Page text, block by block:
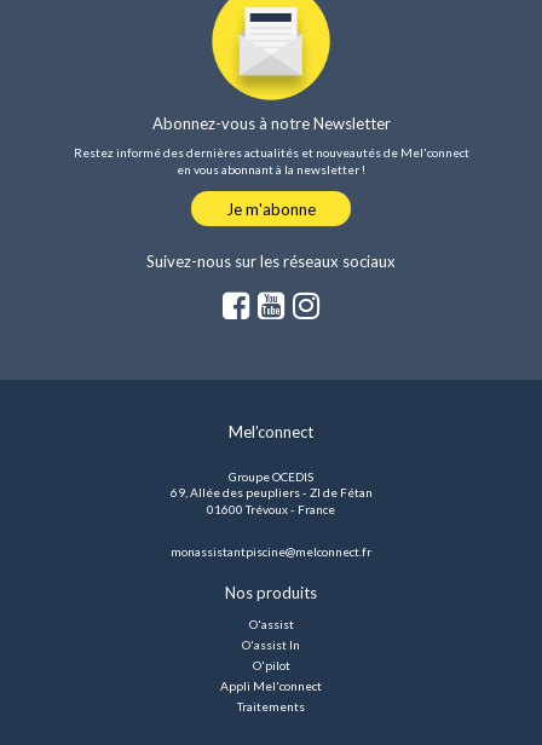
Abonnez-vous à notre Newsletter
Restez informé des dernières actualités et nouveautés de Mel'connect
en vous abonnant à la newsletter !
Je m'abonne
Suivez-nous sur les réseaux sociaux
Mel’connect
Groupe OCEDIS
69, Allée des peupliers - ZI de Fétan
01600 Trévoux - France
monassistantpiscine@melconnect.fr
Nos produits
O'assist
O'assist In
O'pilot
Appli Mel'connect
Traitements